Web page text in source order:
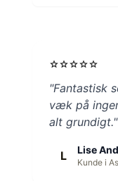
starstarstarstarstar
"Fantastisk
væk på
alt grundigt."
L Lise
Kunde i